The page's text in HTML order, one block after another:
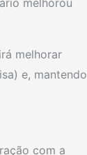
melhorou
melhorar
e, mantendo
com a